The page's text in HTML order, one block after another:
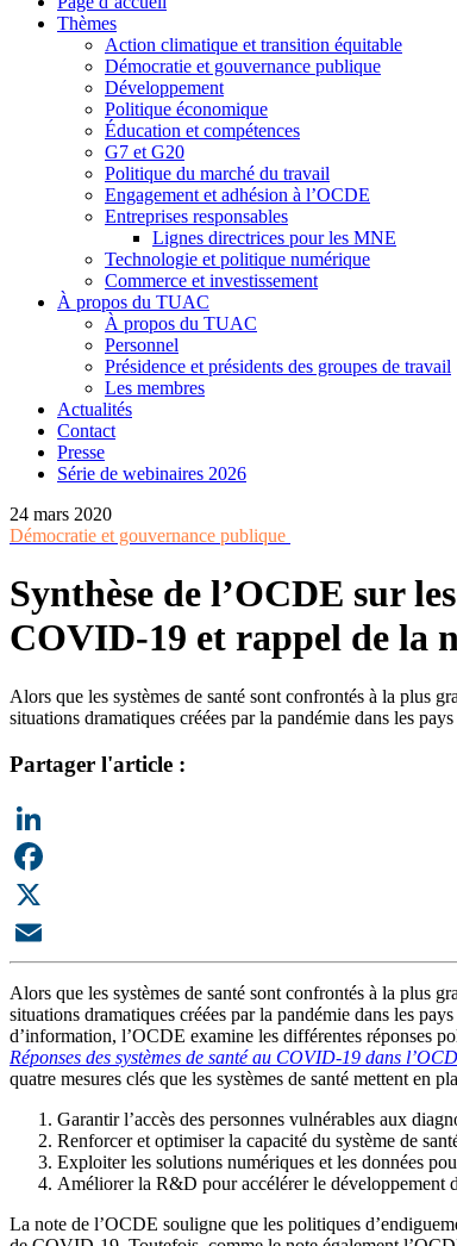
Thèmes
Action climatique et transition équitable
Démocratie et gouvernance publique
Développement
Politique économique
Éducation et compétences
G7 et G20
Politique du marché du travail
Engagement et adhésion à l’OCDE
Entreprises responsables
Lignes directrices pour les MNE
Technologie et politique numérique
Commerce et investissement
À propos du TUAC
À propos du TUAC
Personnel
Présidence et présidents des groupes de travail
Les membres
Actualités
Contact
Presse
Série de webinaires 2026
24 mars 2020
Démocratie et gouvernance publique
Synthèse de l’OCDE sur
COVID-19 et rappel de la
Alors que les systèmes de santé sont confrontés à la plus
situations dramatiques créées par la pandémie dans les pays
Partager l'article :
LinkedIn
Facebook
X
Email
Alors que les systèmes de santé sont confrontés à la plus
situations dramatiques créées par la pandémie dans les
d’information, l’OCDE examine les différentes réponses
Réponses des systèmes de santé au COVID-19 dans
quatre mesures clés que les systèmes de santé mettent en
Garantir l’accès des personnes vulnérables aux
Renforcer et optimiser la capacité du système de
Exploiter les solutions numériques et les données
Améliorer la R&D pour accélérer le développement
La note de l’OCDE souligne que les politiques